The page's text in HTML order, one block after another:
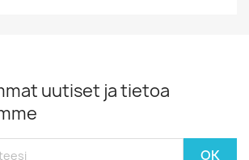
uutiset ja tietoa